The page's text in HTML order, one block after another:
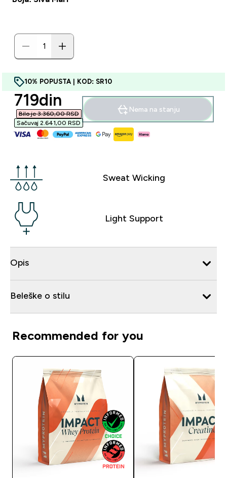
10% POPUSTA | KOD: SR10
discounted price
719din‎
Bilo je 3.360,00 RSD‎
Sačuvaj 2.641,00 RSD‎
Nema na stanju
Sweat Wicking
Light Support
Opis
Beleške o stilu
Recommended for you